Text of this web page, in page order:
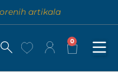
artikala
0